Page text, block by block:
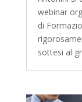
webinar
di
sottesi al